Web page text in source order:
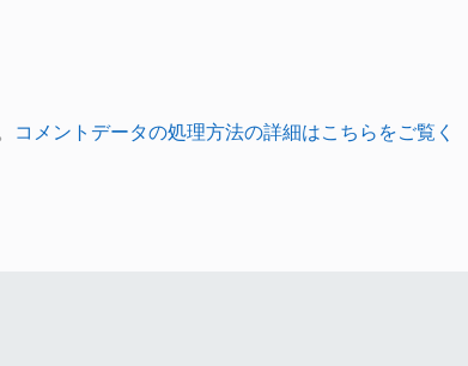
コメントデータの処理方法の詳細はこちらをご覧く